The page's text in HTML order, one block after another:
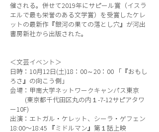
催される。併せて2019年にサピール賞（イスラ
エルで最も栄誉のある文学賞）を受賞したケレ
ットの最新作『銀河の果ての落とし穴』が河出
書房新社から出版された。
＜文芸イベント＞
日時：10月12日(土)18：00～20：00 「『おもし
ろさ』の向こう側」
会場：甲南大学ネットワークキャンパス東京
(東京都千代田区丸の内１-7-12サピアタワ
ー10F)
出演：エトガル・ケレット、シーラ・ゲフェン
18:00〜18:45 『ミドルマン』第１話上映